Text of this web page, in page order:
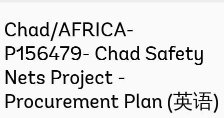
Chad/AFRICA-
P156479- Chad Safety
Nets Project -
Procurement Plan (英语)